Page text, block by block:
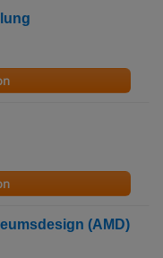
(AMD)